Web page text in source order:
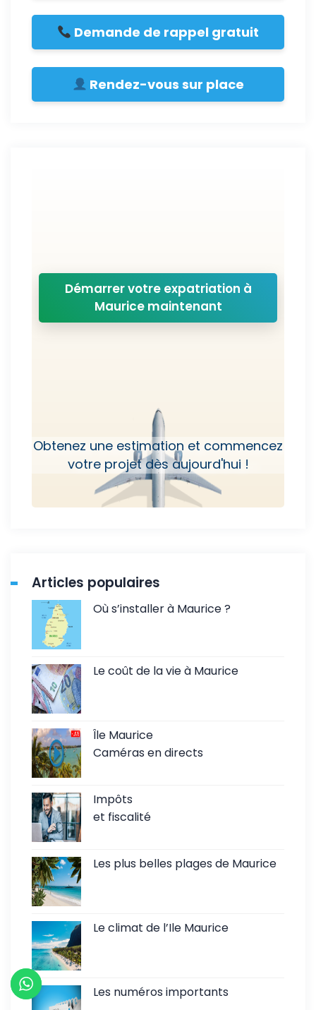
Demande de rappel gratuit
Rendez-vous sur place
Démarrer votre expatriation à
Maurice maintenant
Obtenez une estimation et commencez
votre projet dès aujourd'hui !
Articles populaires
Où s’installer à Maurice ?
Le coût de la vie à Maurice
Île Maurice
Caméras en directs
Impôts
et fiscalité
Les plus belles plages de Maurice
Le climat de l’Ile Maurice
Les numéros importants